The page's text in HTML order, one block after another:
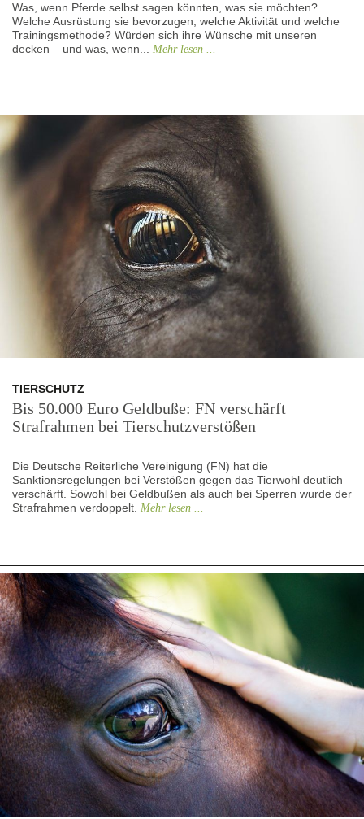
Was, wenn Pferde selbst sagen könnten, was sie möchten?
Welche Ausrüstung sie bevorzugen, welche Aktivität und welche
Trainingsmethode? Würden sich ihre Wünsche mit unseren
decken – und was, wenn... Mehr lesen ...
TIERSCHUTZ
Bis 50.000 Euro Geldbuße: FN verschärft
Strafrahmen bei Tierschutzverstößen
Die Deutsche Reiterliche Vereinigung (FN) hat die
Sanktionsregelungen bei Verstößen gegen das Tierwohl deutlich
verschärft. Sowohl bei Geldbußen als auch bei Sperren wurde der
Strafrahmen verdoppelt. Mehr lesen ...